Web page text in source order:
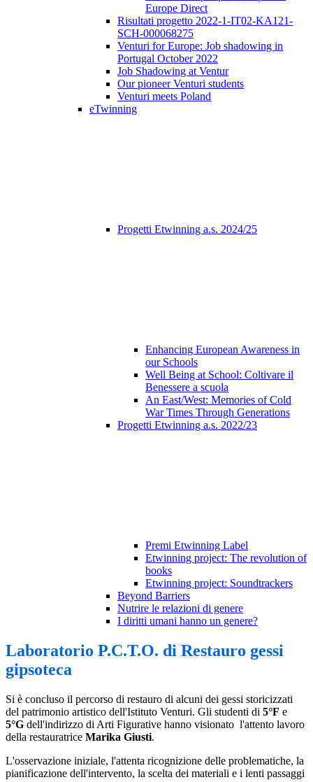
Europe Direct
Risultati progetto 2022-1-IT02-KA121-
SCH-000068275
Venturi for Europe: Job shadowing in
Portugal October 2022
Job Shadowing at Ventur
Our pioneer Venturi students
Venturi meets Poland
eTwinning
Progetti Etwinning a.s. 2024/25
Enhancing European Awareness in
our Schools
Well Being at School: Coltivare il
Benessere a scuola
An East/West: Memories of Cold
War Times Through Generations
Progetti Etwinning a.s. 2022/23
Premi Etwinning Label
Etwinning project: The revolution of
books
Etwinning project: Soundtrackers
Beyond Barriers
Nutrire le relazioni di genere
I diritti umani hanno un genere?
Laboratorio P.C.T.O. di Restauro gessi
gipsoteca
Si è concluso il percorso di restauro di alcuni dei gessi storicizzati
del patrimonio artistico dell'Istituto Venturi. Gli studenti di 5°F e
5°G dell'indirizzo di Arti Figurative hanno visionato l'attento lavoro
della restauratrice Marika Giusti.
L'osservazione iniziale, l'attenta ricognizione delle problematiche, la
pianificazione dell'intervento, la scelta dei materiali e i lenti passaggi